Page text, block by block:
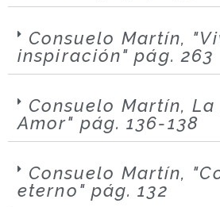
Consuelo Martín,
inspiración" pág. 263
Consuelo Martín,
Amor" pág. 136-138
Consuelo Martín,
eterno" pág. 132